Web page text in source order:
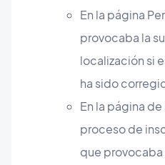
En la página
provocaba la
localización si
ha sido
En la página
proceso de
que provocaba